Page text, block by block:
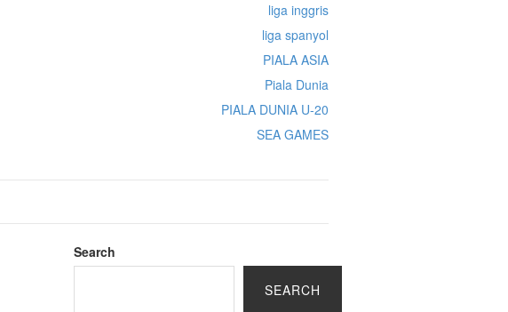
liga inggris
liga spanyol
PIALA ASIA
Piala Dunia
PIALA DUNIA U-20
SEA GAMES
Search
SEARCH